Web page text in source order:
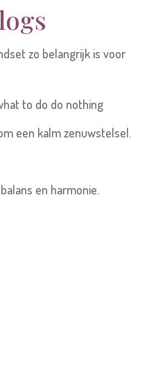
zo belangrijk is voor
to do do nothing
een kalm zenuwstelsel.
en harmonie.